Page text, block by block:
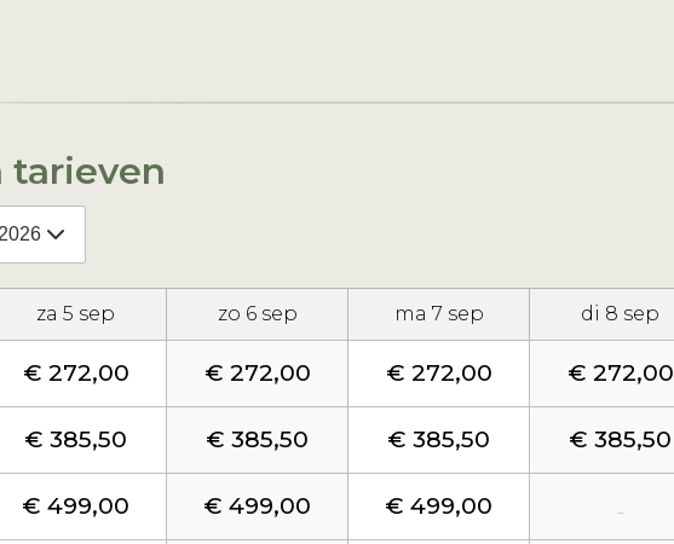
tarieven
za 5 sep zo 6 sep ma 7 sep di 8 sep
€ 272,00 € 272,00 € 272,00 € 272,00
€ 385,50 € 385,50 € 385,50 € 385,50
€ 499,00 € 499,00 € 499,00 -